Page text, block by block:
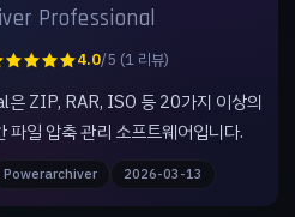
Professional
4.0/5 (1 리뷰)
ZIP, RAR, ISO 등 20가지 이상의
파일 압축 관리 소프트웨어입니다.
Powerarchiver 2026-03-13